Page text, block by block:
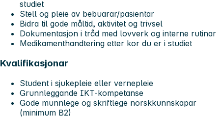
studiet
Stell og pleie av bebuarar/pasientar
Bidra til gode måltid, aktivitet og trivsel
Dokumentasjon i tråd med lovverk og interne rutinar
Medikamenthandtering etter kor du er i studiet
Kvalifikasjonar
Student i sjukepleie eller vernepleie
Grunnleggande IKT-kompetanse
Gode munnlege og skriftlege norskkunnskapar
(minimum B2)